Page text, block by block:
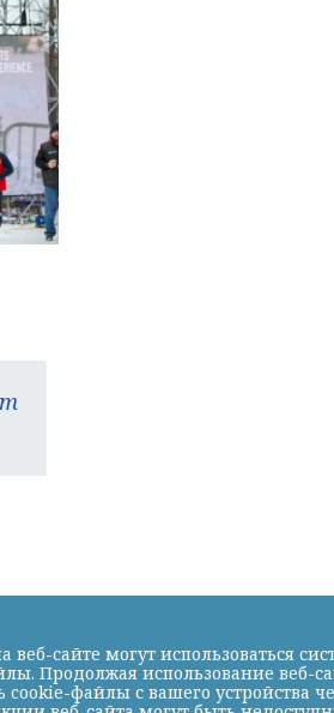
сайте могут использоваться
Продолжая использование веб-
файлы с вашего устройства